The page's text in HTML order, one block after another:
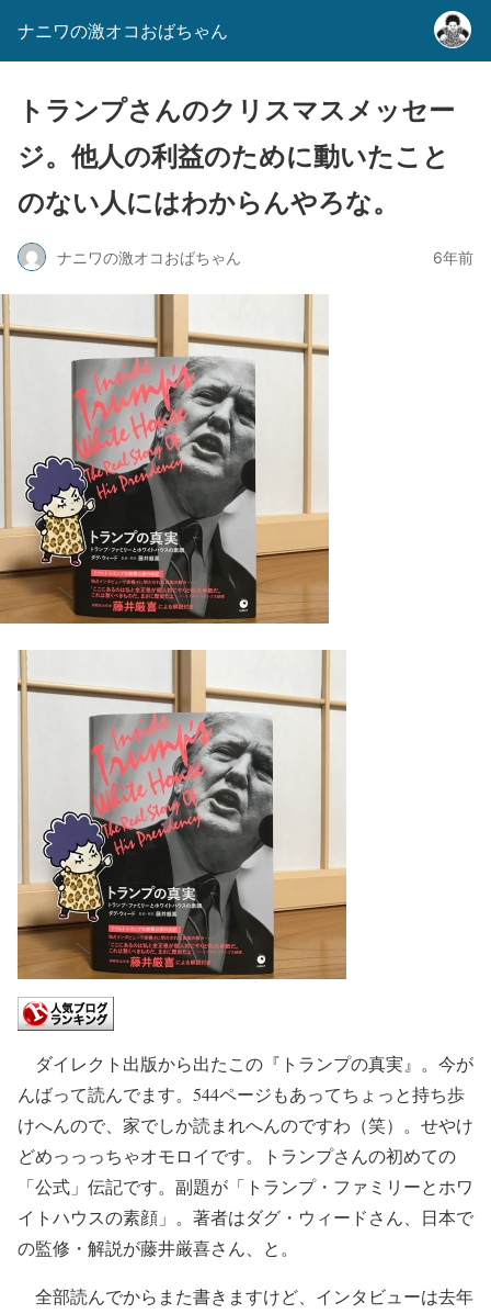
ナニワの激オコおばちゃん
トランプさんのクリスマスメッセー
ジ。他人の利益のために動いたこと
のない人にはわからんやろな。
ナニワの激オコおばちゃん 6年前
ダイレクト出版から出たこの『トランプの真実』。今が
んばって読んでます。544ページもあってちょっと持ち歩
けへんので、家でしか読まれへんのですわ（笑）。せやけ
どめっっっちゃオモロイです。トランプさんの初めての
「公式」伝記です。副題が「トランプ・ファミリーとホワ
イトハウスの素顔」。著者はダグ・ウィードさん、日本で
の監修・解説が藤井厳喜さん、と。
全部読んでからまた書きますけど、インタビューは去年